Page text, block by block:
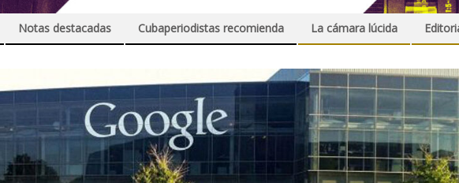
Notas destacadas Cubaperiodistas recomienda La cámara lúcida